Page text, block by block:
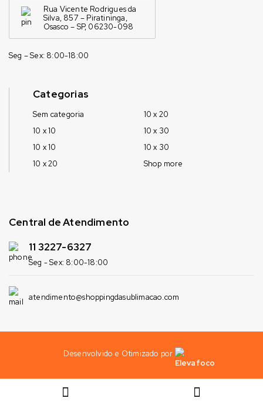
Rua Vicente Rodrigues da
Silva, 857 – Piratininga,
Osasco – SP, 06230-098
Seg – Sex: 8:00-18:00
Categorias
Sem categoria
10 x 10
10 x 10
10 x 20
10 x 20
10 x 30
10 x 30
Shop more
Central de Atendimento
11 3227-6327
Seg - Sex: 8:00-18:00
atendimento@shoppingdasublimacao.com
Desenvolvido e Otimizado por